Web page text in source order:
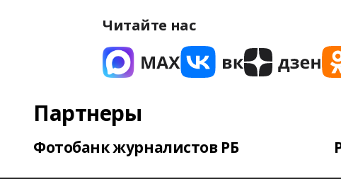
Читайте нас
Партнеры
Фотобанк журналистов РБ